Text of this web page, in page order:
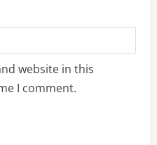
website in this
I comment.